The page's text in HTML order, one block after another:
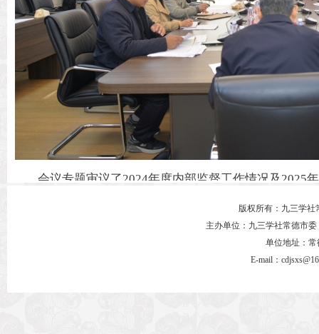
会议专题审议了2024年度内部监督工作情况及2025
机制、提升监督效能、加强纪律教育等方面积极建言。
措，为下一步工作开展提供了有力支撑。
版权所有：九三学
主办单位：九三学社常德市
单位地址：
E-mail：